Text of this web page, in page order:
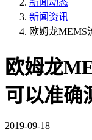
新闻动态
新闻资讯
欧姆龙MEMS
欧姆龙
可以准确
2019-09-18